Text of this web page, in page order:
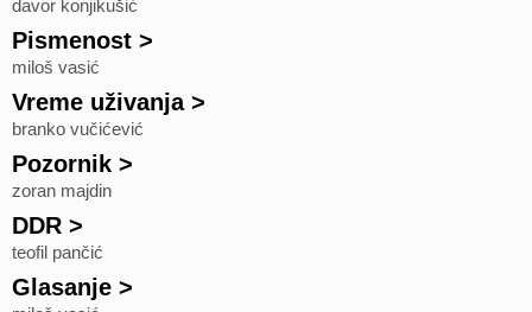
davor konjikušić
Pismenost >
miloš vasić
Vreme uživanja>
branko vučićević
Pozornik >
zoran majdin
DDR >
teofil pančić
Glasanje >